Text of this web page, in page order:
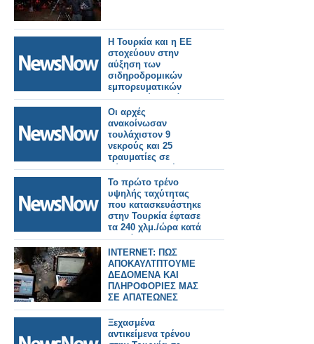
Η Τουρκία και η ΕΕ
στοχεύουν στην
αύξηση των
σιδηροδρομικών
εμπορευματικών
μεταφορών κατά
μήκος του Μεσαίου
Διαδρόμου.
Οι αρχές
ανακοίνωσαν
τουλάχιστον 9
νεκρούς και 25
τραυματίες σε
σύγκρουση τρένου
και λεωφορείου στη
Ζιμπάμπουε.
Το πρώτο τρένο
υψηλής ταχύτητας
που κατασκευάστηκε
στην Τουρκία έφτασε
τα 240 χλμ./ώρα κατά
τη διάρκεια των
δοκιμών
INTERNET: ΠΩΣ
ΑΠΟΚΑΥΛΤΠΤΟΥΜΕ
ΔΕΔΟΜΕΝΑ ΚΑΙ
ΠΛΗΡΟΦΟΡΙΕΣ ΜΑΣ
ΣΕ ΑΠΑΤΕΩΝΕΣ
ΑΘΕΛΑ ΜΑΣ
Ξεχασμένα
αντικείμενα τρένου